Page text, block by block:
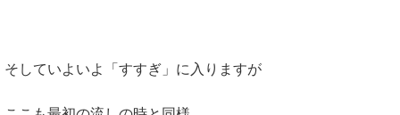
そしていよいよ「すすぎ」に入りますが